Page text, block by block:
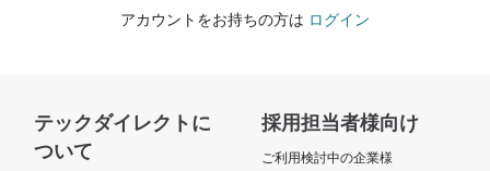
アカウントをお持ちの方は ログイン
テックダイレクトに
ついて
採用担当者様向け
ご利用検討中の企業様